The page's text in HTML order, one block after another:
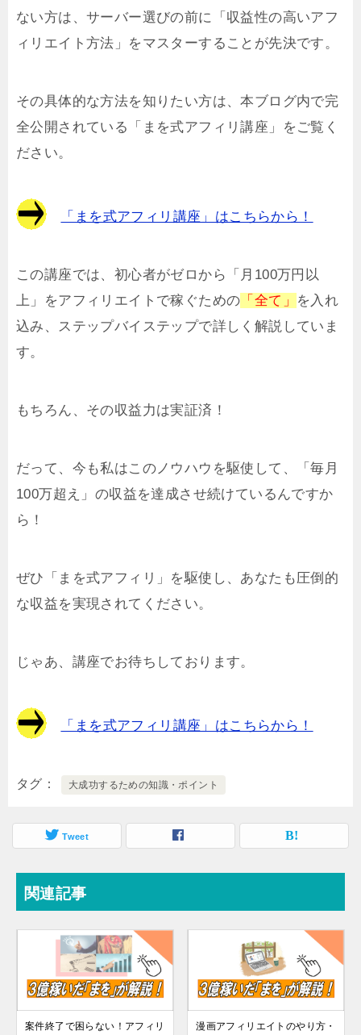
ない方は、サーバー選びの前に「収益性の高いアフ
ィリエイト方法」をマスターすることが先決です。
その具体的な方法を知りたい方は、本ブログ内で完
全公開されている「まを式アフィリ講座」をご覧く
ださい。
「まを式アフィリ講座」はこちらから！
この講座では、初心者がゼロから「月100万円以
上」をアフィリエイトで稼ぐための 「全て」
を入れ
込み、ステップバイステップで詳しく解説していま
す。
もちろん、その収益力は実証済！
だって、今も私はこのノウハウを駆使して、「毎月
100万超え」の収益を達成させ続けているんですか
ら！
ぜひ「まを式アフィリ」を駆使し、あなたも圧倒的
な収益を実現されてください。
じゃあ、講座でお待ちしております。
「まを式アフィリ講座」はこちらから！
タグ 大成功するための知識・ポイント
Tweet
関連記事
案件終了で困らない！アフィリ
漫画アフィリエイトのやり方・